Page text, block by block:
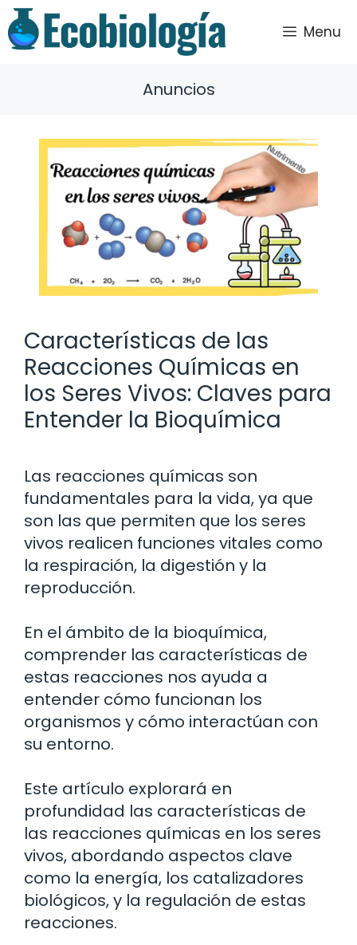
Saltar
al
contenido
Menu
Anuncios
Características de las
Reacciones Químicas en
los Seres Vivos: Claves para
Entender la Bioquímica
Las reacciones químicas son
fundamentales para la vida, ya que
son las que permiten que los seres
vivos realicen funciones vitales como
la respiración, la digestión y la
reproducción.
En el ámbito de la bioquímica,
comprender las características de
estas reacciones nos ayuda a
entender cómo funcionan los
organismos y cómo interactúan con
su entorno.
Este artículo explorará en
profundidad las características de
las reacciones químicas en los seres
vivos, abordando aspectos clave
como la energía, los catalizadores
biológicos, y la regulación de estas
reacciones.